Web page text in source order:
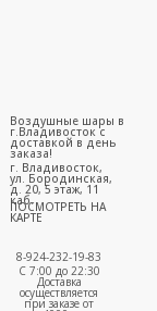
г. Владивосток,
ул. Бородинская,
д. 20, 5 этаж, 11
каб.
ПОСМОТРЕТЬ НА
КАРТЕ
8-924-232-19-83
С 7:00 до 22:30
Доставка
осуществляется
при заказе от
Воздушные шары в
г.Владивосток с
доставкой в день
заказа!